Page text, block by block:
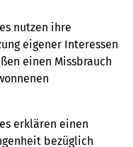
nutzen ihre
eigener Interessen
einen Missbrauch
erklären einen
bezüglich